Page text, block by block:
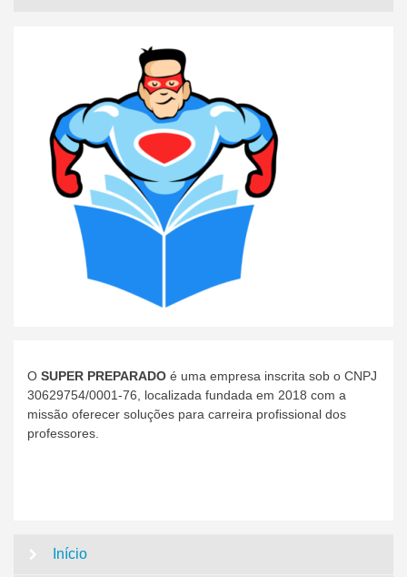
O SUPER PREPARADO é uma empresa inscrita sob o CNPJ
30629754/0001-76, localizada fundada em 2018 com a
missão oferecer soluções para carreira profissional dos
professores.
Início